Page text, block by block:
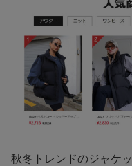
秋冬トレンドのジャケ